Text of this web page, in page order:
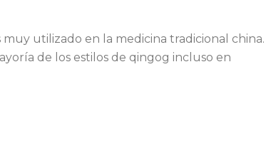
muy utilizado en la medicina tradicional china.
de los estilos de qingog incluso en